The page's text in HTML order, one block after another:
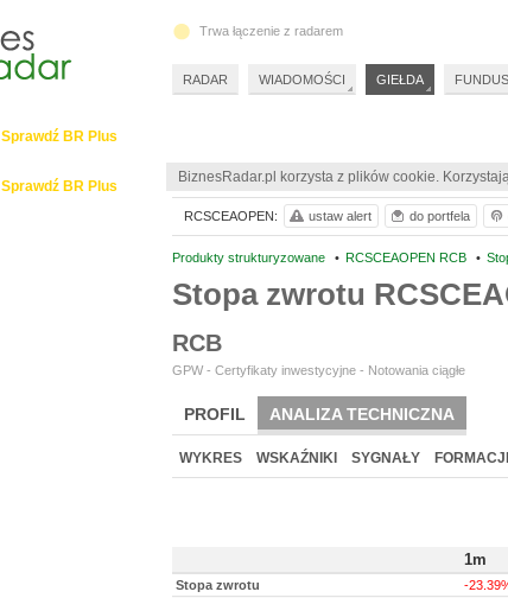
BiznesRadar.pl korzysta z plików cookie.
Produkty strukturyzowane • RCSCEAOPEN RCB •
Stopa zwrotu
RCB
GPW - Certyfikaty inwestycyjne - Notowania ciągłe
PROFIL ANALIZA TECHNICZNA
WYKRES WSKAŹNIKI SYGNAŁY
1m
Stopa zwrotu -
RCSCEAOPEN: ustaw alert do portfela
Sprawdź BR Plus
Sprawdź BR Plus
Trwa łączenie z radarem
RADAR WIADOMOŚCI GIEŁDA